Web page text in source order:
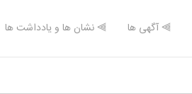
⫸ آگهی ها ⫸ نشان ها و یادداشت ها